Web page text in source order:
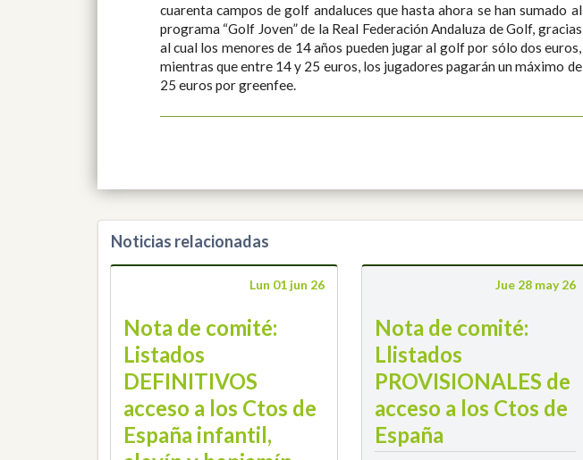
cuarenta campos de golf andaluces que hasta ahora se han sumado al
programa “Golf Joven” de la Real Federación Andaluza de Golf, gracias
al cual los menores de 14 años pueden jugar al golf por sólo dos euros,
mientras que entre 14 y 25 euros, los jugadores pagarán un máximo de
25 euros por greenfee.
Noticias relacionadas
Lun 01 jun 26
Nota de comité:
Listados
DEFINITIVOS
acceso a los Ctos de
España infantil,
Jue 28 may 26
Nota de comité:
Llistados
PROVISIONALES de
acceso a los Ctos de
España